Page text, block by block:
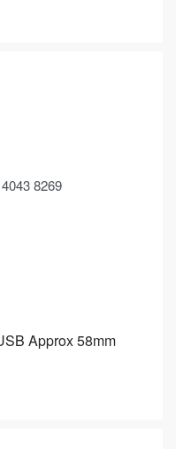
Approx 58mm